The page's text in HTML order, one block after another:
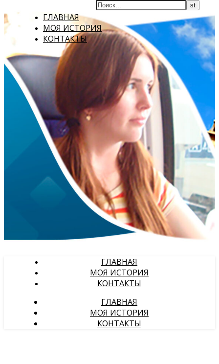
ГЛАВНАЯ
МОЯ ИСТОРИЯ
КОНТАКТЫ
ГЛАВНАЯ
МОЯ ИСТОРИЯ
КОНТАКТЫ
ГЛАВНАЯ
МОЯ ИСТОРИЯ
КОНТАКТЫ